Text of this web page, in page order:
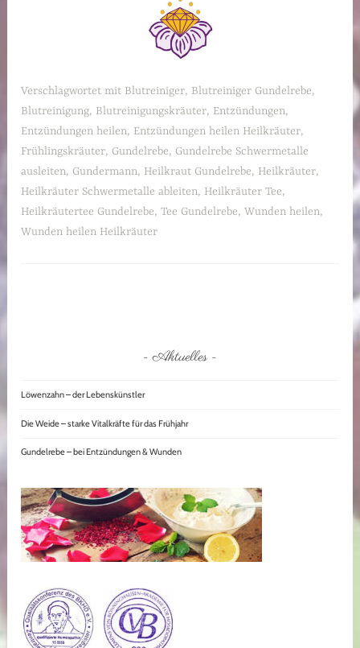
Verschlagwortet mit Blutreiniger, Blutreiniger Gundelrebe,
Blutreinigung, Blutreinigungskräuter, Entzündungen,
Entzündungen heilen, Entzündungen heilen Heilkräuter,
Frühlingskräuter, Gundelrebe, Gundelrebe Schwermetalle
ausleiten, Gundermann, Heilkraut Gundelrebe, Heilkräuter,
Heilkräuter Schwermetalle ableiten, Heilkräuter Tee,
Heilkräutertee Gundelrebe,Tee Gundelrebe,Wunden heilen,
Wunden heilen Heilkräuter
Aktuelles
Löwenzahn – der Lebenskünstler
Die Weide – starke Vitalkräfte für das Frühjahr
Gundelrebe – bei Entzündungen & Wunden